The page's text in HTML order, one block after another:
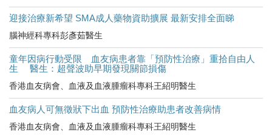
迎接治療新希望 SMA成人藥物資助擴展 最新安排全面睇
腦神經科專科彭彥茹醫生
童年因病行動受限 血友病患者靠「預防性治療」重拾自由人
生 醫生：超聲波助早期發現關節損傷
香港血友病會、血液及血液腫瘤科專科王紹明醫生
血友病人可無徵狀下出血 預防性治療助患者改善病情
香港血友病會、血液及血液腫瘤科專科王紹明醫生